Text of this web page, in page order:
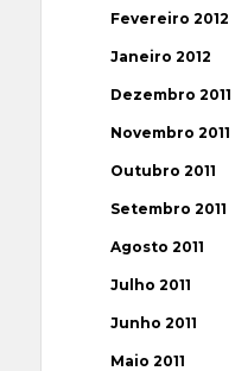
Fevereiro 2012
Janeiro 2012
Dezembro 2011
Novembro 2011
Outubro 2011
Setembro 2011
Agosto 2011
Julho 2011
Junho 2011
Maio 2011